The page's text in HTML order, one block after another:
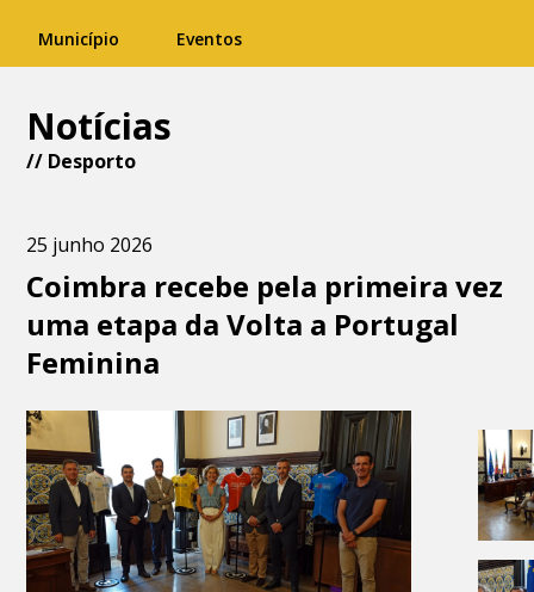
Município Eventos
Notícias
// Desporto
25 junho 2026
Coimbra recebe pela primeira vez
uma etapa da Volta a Portugal
Feminina